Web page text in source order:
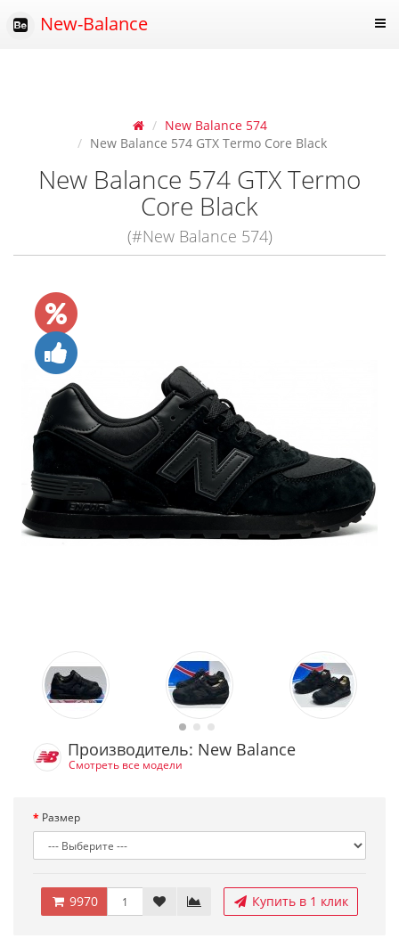
New-Balance
New Balance 574
New Balance 574 GTX Termo Core Black
New Balance 574 GTX Termo
Core Black
(#New Balance 574)
Производитель: New Balance
Смотреть все модели
Размер
9970 Купить в 1 клик